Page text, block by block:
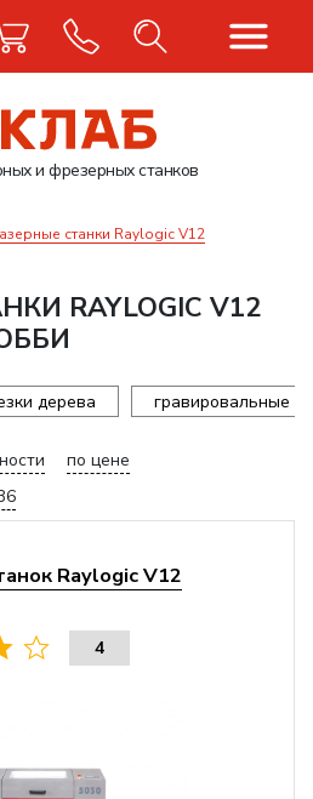
и фрезерных станков
станки Raylogic V12
RAYLOGIC V12
дерева гравировальные
по цене
Raylogic V12
4